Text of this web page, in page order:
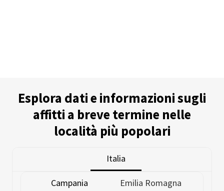
Esplora dati e informazioni sugli
affitti a breve termine nelle
località più popolari
Italia
Campania Emilia Romagna